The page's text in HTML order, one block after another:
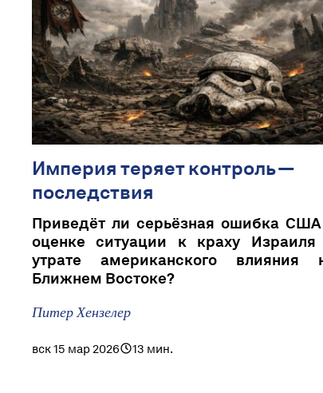
Империя теряет контроль —
последствия
Приведёт ли серьёзная ошибка
оценке ситуации к краху
утрате американского влияния
Ближнем Востоке?
Питер Хензелер
вск 15 мар 2026 13 мин.